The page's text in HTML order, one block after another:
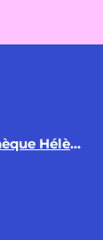
Plus d’informations sur la médiathèque Hélène Berr